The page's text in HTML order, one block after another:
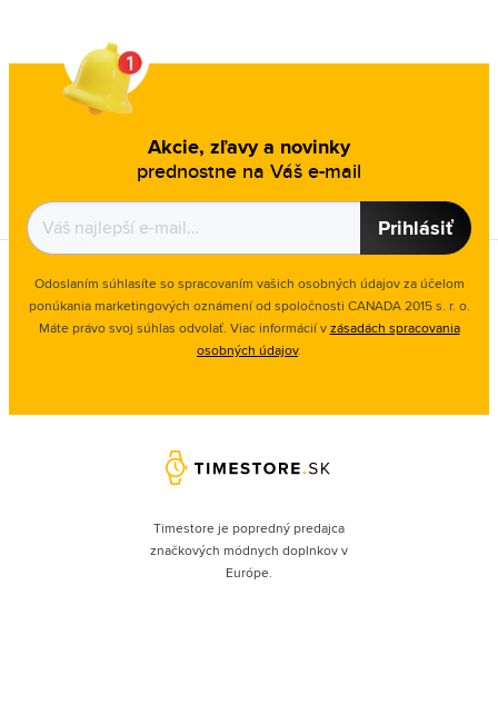
Akcie, zľavy a novinky
prednostne na Váš e-mail
Prihlásiť
Odoslaním súhlasíte so spracovaním vašich osobných údajov za účelom
ponúkania marketingových oznámení od spoločnosti CANADA 2015 s. r. o.
Máte právo svoj súhlas odvolať. Viac informácií vzásadách spracovania
osobných údajov.
Timestore je popredný predajca
značkových módnych doplnkov v
Európe.